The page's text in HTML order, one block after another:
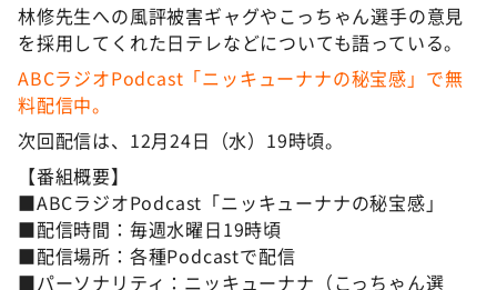
林修先生への風評被害ギャグやこっちゃん選手の意見
を採用してくれた日テレなどについても語っている。
ABCラジオPodcast「ニッキューナナの秘宝感」で無
料配信中。
次回配信は、12月24日（水）19時頃。
【番組概要】
■ABCラジオPodcast「ニッキューナナの秘宝感」
■配信時間：毎週水曜日19時頃
■配信場所：各種Podcastで配信
■パーソナリティ：ニッキューナナ（こっちゃん選